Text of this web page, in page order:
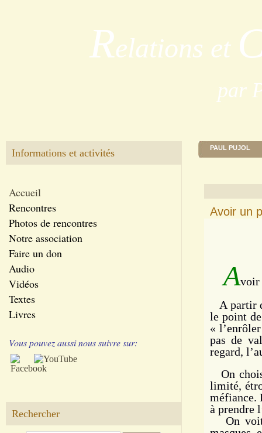
Relations et
par
Informations et activités
Accueil
Rencontres
Photos de rencontres
Notre association
Faire un don
Audio
Vidéos
Textes
Livres
Vous pouvez aussi nous suivre sur:
Rechercher
PAUL PUJOL
Avoir un
Avoir
A partir
le point
«
pas de
regard,
On
limité,
méfiance.
à prendre
On voit